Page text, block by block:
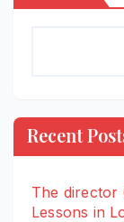
Recent
The director
Lessons in